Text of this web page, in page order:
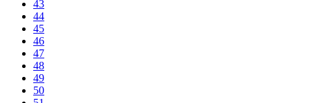
43
44
45
46
47
48
49
50